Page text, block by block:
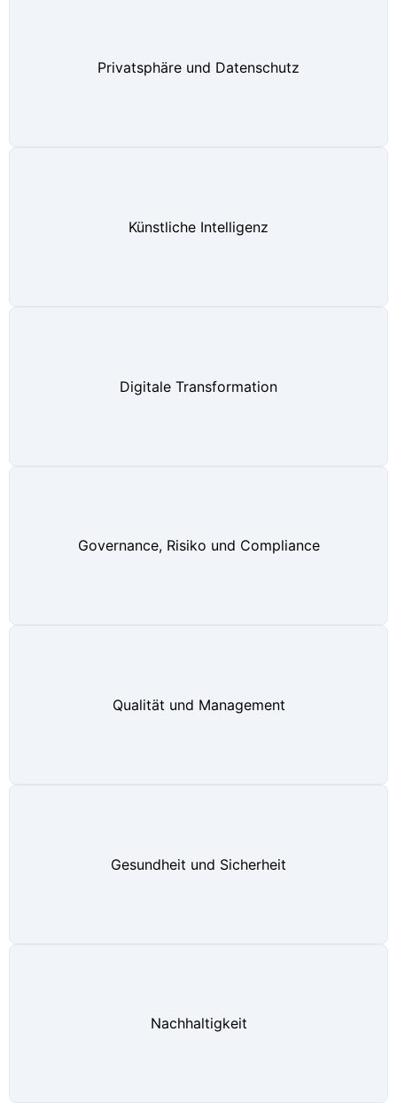
Privatsphäre und Datenschutz
Künstliche Intelligenz
Digitale Transformation
Governance, Risiko und Compliance
Qualität und Management
Gesundheit und Sicherheit
Nachhaltigkeit